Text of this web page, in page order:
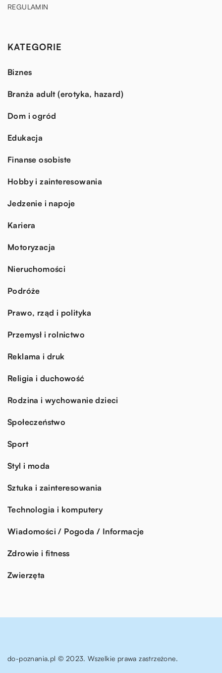
REGULAMIN
KATEGORIE
Biznes
Branża adult (erotyka, hazard)
Dom i ogród
Edukacja
Finanse osobiste
Hobby i zainteresowania
Jedzenie i napoje
Kariera
Motoryzacja
Nieruchomości
Podróże
Prawo, rząd i polityka
Przemysł i rolnictwo
Reklama i druk
Religia i duchowość
Rodzina i wychowanie dzieci
Społeczeństwo
Sport
Styl i moda
Sztuka i zainteresowania
Technologia i komputery
Wiadomości / Pogoda / Informacje
Zdrowie i fitness
Zwierzęta
do-poznania.pl © 2023. Wszelkie prawa zastrzeżone.